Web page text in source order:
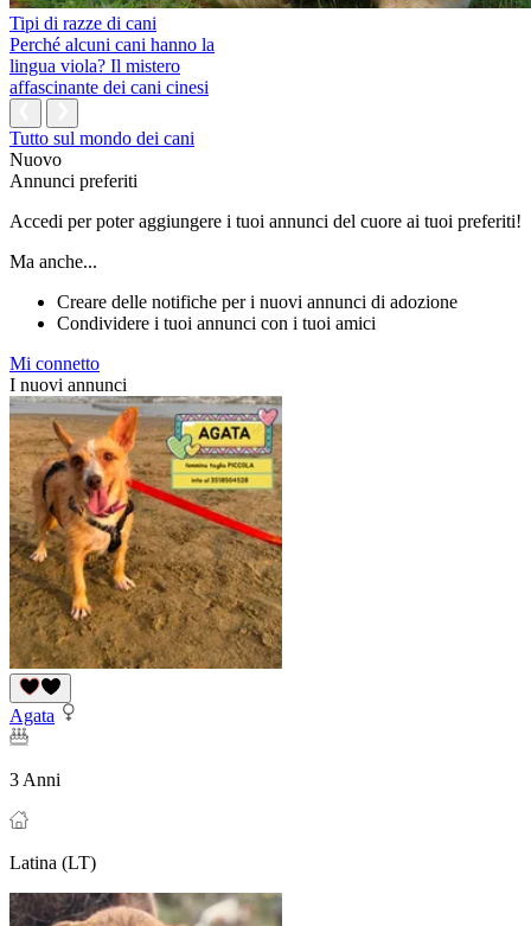
Tipi di razze di cani
Perché alcuni cani hanno la
lingua viola? Il mistero
affascinante dei cani cinesi
Tutto sul mondo dei cani
Nuovo
Annunci preferiti
Accedi per poter aggiungere i tuoi annunci del cuore ai tuoi preferiti!
Ma anche...
Creare delle notifiche per i nuovi annunci di adozione
Condividere i tuoi annunci con i tuoi amici
Mi connetto
I nuovi annunci
Agata
3 Anni
Latina (LT)